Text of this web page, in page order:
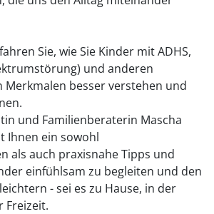
Sie, wie Sie Kinder mit ADHS,
und anderen
besser verstehen und
und Familienberaterin Mascha
Ihnen ein sowohl
als auch praxisnahe Tipps und
einfühlsam zu begleiten und den
- sei es zu Hause, in der
Freizeit.